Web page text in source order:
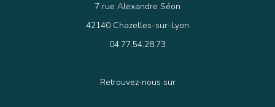
7 rue Alexandre Séon
42140 Chazelles-sur-Lyon
04.77.54.28.73
Retrouvez-nous sur